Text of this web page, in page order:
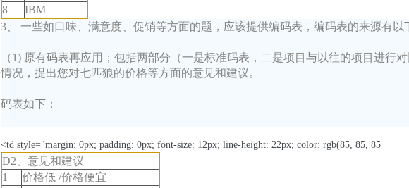
8
IBM
3、 一些如口味、满意度、促销等方面的题，应该提供编码表，编码表的来源有以
（1) 原有码表再应用；包括两部分（一是标准码表，二是项目与以往的项目进行
情况，提出您对七匹狼的价格等方面的意见和建议。
码表如下：
<td style="margin: 0px; padding: 0px; font-size: 12px; line-height: 22px; color: rgb(85, 85, 85
D2、意见和建议
1
价格低 /价格便宜